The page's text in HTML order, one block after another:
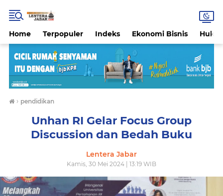
Home Terpopuler Indeks Ekonomi Bisnis
› pendidikan
Unhan RI Gelar Focus Group
Discussion dan Bedah Buku
Lentera Jabar
Kamis, 30 Mei 2024 | 13:19 WIB